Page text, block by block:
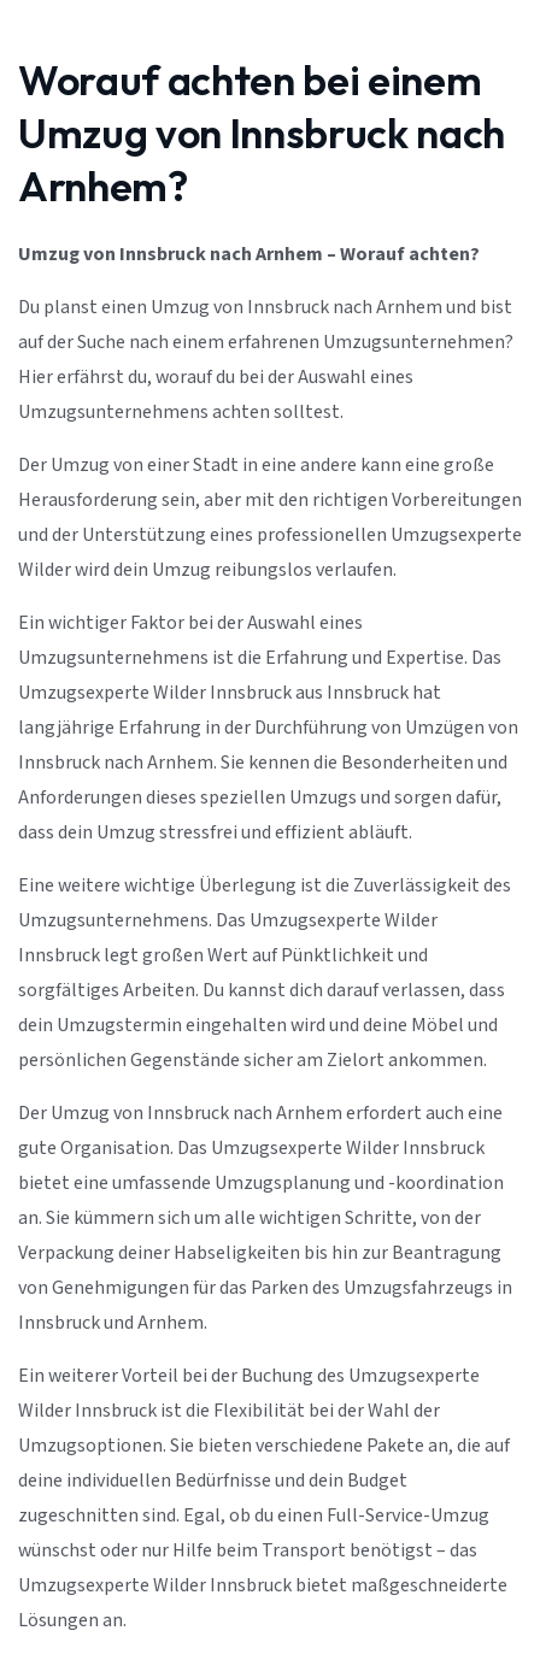
Worauf achten bei einem
Umzug von Innsbruck nach
Arnhem?
Umzug von Innsbruck nach Arnhem – Worauf achten?
Du planst einen Umzug von Innsbruck nach Arnhem und bist
auf der Suche nach einem erfahrenen Umzugsunternehmen?
Hier erfährst du, worauf du bei der Auswahl eines
Umzugsunternehmens achten solltest.
Der Umzug von einer Stadt in eine andere kann eine große
Herausforderung sein, aber mit den richtigen Vorbereitungen
und der Unterstützung eines professionellen Umzugsexperte
Wilder wird dein Umzug reibungslos verlaufen.
Ein wichtiger Faktor bei der Auswahl eines
Umzugsunternehmens ist die Erfahrung und Expertise. Das
Umzugsexperte Wilder Innsbruck aus Innsbruck hat
langjährige Erfahrung in der Durchführung von Umzügen von
Innsbruck nach Arnhem. Sie kennen die Besonderheiten und
Anforderungen dieses speziellen Umzugs und sorgen dafür,
dass dein Umzug stressfrei und effizient abläuft.
Eine weitere wichtige Überlegung ist die Zuverlässigkeit des
Umzugsunternehmens. Das Umzugsexperte Wilder
Innsbruck legt großen Wert auf Pünktlichkeit und
sorgfältiges Arbeiten. Du kannst dich darauf verlassen, dass
dein Umzugstermin eingehalten wird und deine Möbel und
persönlichen Gegenstände sicher am Zielort ankommen.
Der Umzug von Innsbruck nach Arnhem erfordert auch eine
gute Organisation. Das Umzugsexperte Wilder Innsbruck
bietet eine umfassende Umzugsplanung und -koordination
an. Sie kümmern sich um alle wichtigen Schritte, von der
Verpackung deiner Habseligkeiten bis hin zur Beantragung
von Genehmigungen für das Parken des Umzugsfahrzeugs in
Innsbruck und Arnhem.
Ein weiterer Vorteil bei der Buchung des Umzugsexperte
Wilder Innsbruck ist die Flexibilität bei der Wahl der
Umzugsoptionen. Sie bieten verschiedene Pakete an, die auf
deine individuellen Bedürfnisse und dein Budget
zugeschnitten sind. Egal, ob du einen Full-Service-Umzug
wünschst oder nur Hilfe beim Transport benötigst – das
Umzugsexperte Wilder Innsbruck bietet maßgeschneiderte
Lösungen an.